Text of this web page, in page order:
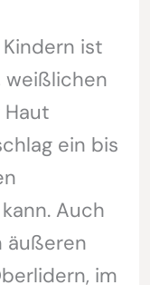
ist
weißlichen
ein bis
Auch
äußeren
im